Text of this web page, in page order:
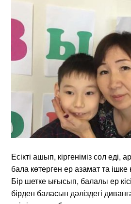
Есікті ашып, кіргеніміз сол
бала көтерген ер азамат та ішке
Бір шетке ығысып, балалы ер
бірден баласын дәліздегі